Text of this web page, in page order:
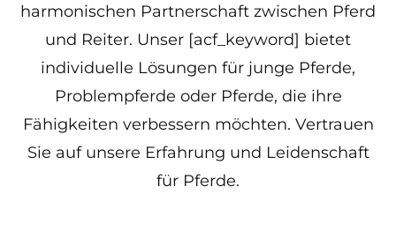
harmonischen Partnerschaft zwischen Pferd
und Reiter. Unser [acf_keyword] bietet
individuelle Lösungen für junge Pferde,
Problempferde oder Pferde, die ihre
Fähigkeiten verbessern möchten. Vertrauen
Sie auf unsere Erfahrung und Leidenschaft
für Pferde.